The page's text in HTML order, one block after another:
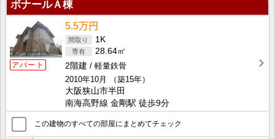
ボナールＡ棟
アパート
5.5万円
1K
28.64㎡
2階建
軽量鉄骨
2010年10月
（築15年）
大阪狭山市半田
南海高野線 金剛駅 徒歩9分
この建物のすべての部屋にまとめてチェック